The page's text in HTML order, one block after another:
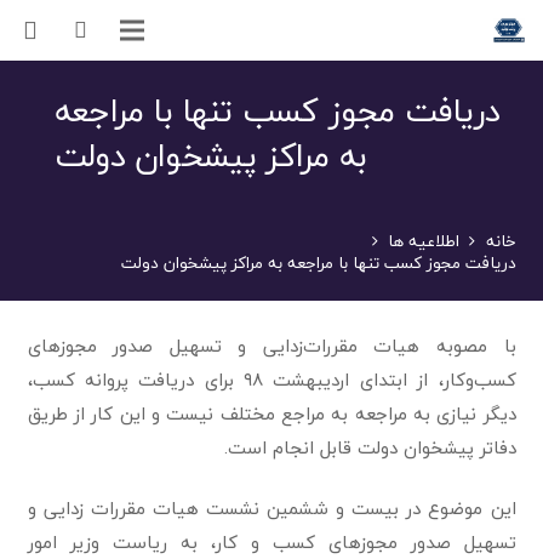
دریافت مجوز کسب تنها با مراجعه
به مراکز پیشخوان دولت
خانه اطلاعیه ها
دریافت مجوز کسب تنها با مراجعه به مراکز پیشخوان دولت
با مصوبه هیات مقررات‌زدایی و تسهیل صدور مجوزهای
کسب‌وکار، از ابتدای اردیبهشت ۹۸ برای دریافت پروانه کسب،
دیگر نیازی به مراجعه به مراجع مختلف نیست و این کار از طریق
دفاتر پیشخوان دولت قابل انجام است.
این موضوع در بیست و ششمین نشست هیات مقررات زدایی و
تسهیل صدور مجوزهای کسب و کار، به ریاست وزیر امور